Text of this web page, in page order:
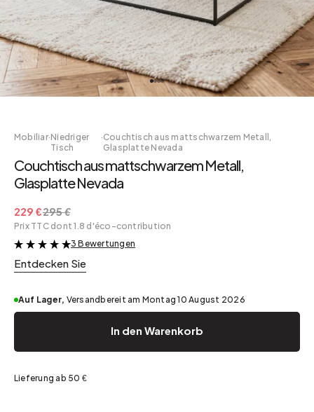
Mobiliar·Niedriger
Tisch
·Couchtisch aus mattschwarzem Metall,
Glasplatte Nevada
Couchtisch aus mattschwarzem Metall,
Glasplatte Nevada
229 €295 €
Prix TTC dont 1.8 d'éco-contribution
&
3 Bewertungen
Entdecken Sie
Auf Lager, Versandbereit am Montag 10 August 2026
In den Warenkorb
Lieferung ab 50 €